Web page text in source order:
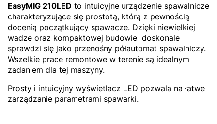
EasyMIG 210LED to intuicyjne urządzenie spawalnicze
charakteryzujące się prostotą, którą z pewnością
docenią początkujący spawacze. Dzięki niewielkiej
wadze oraz kompaktowej budowie doskonale
sprawdzi się jako przenośny półautomat spawalniczy.
Wszelkie prace remontowe w terenie są idealnym
zadaniem dla tej maszyny.
Prosty i intuicyjny wyświetlacz LED pozwala na łatwe
zarządzanie parametrami spawarki.